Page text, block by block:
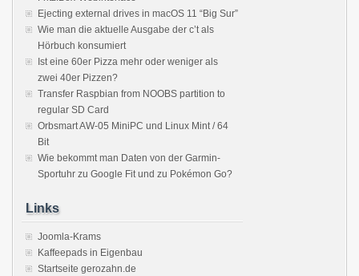
Ejecting external drives in macOS 11 “Big Sur”
Wie man die aktuelle Ausgabe der c’t als
Hörbuch konsumiert
Ist eine 60er Pizza mehr oder weniger als
zwei 40er Pizzen?
Transfer Raspbian from NOOBS partition to
regular SD Card
Orbsmart AW-05 MiniPC und Linux Mint / 64
Bit
Wie bekommt man Daten von der Garmin-
Sportuhr zu Google Fit und zu Pokémon Go?
Links
Joomla-Krams
Kaffeepads in Eigenbau
Startseite gerozahn.de